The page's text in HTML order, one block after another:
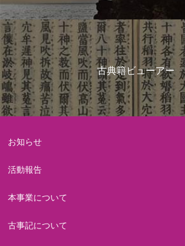
古典籍ビューアー
お知らせ
活動報告
本事業について
古事記について